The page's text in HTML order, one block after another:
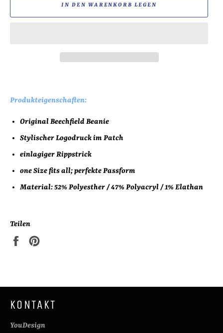
IN DEN WARENKORB LEGEN
Produkteigenschaften:
Original Beechfield Beanie
Stylischer Logodruck im Patch
einlagiger Rippstrick
one Size fits all; perfekte Passform
Material: 52% Polyesther / 47% Polyacryl / 1% Elathan
Teilen
Auf
KONTAKT
YouDesign